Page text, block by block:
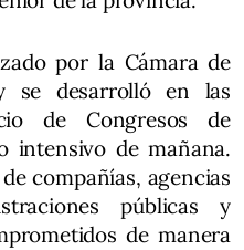
por la Cámara de
se desarrolló en las
de Congresos de
intensivo de mañana.
compañías, agencias
públicas y
de manera